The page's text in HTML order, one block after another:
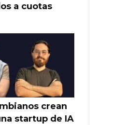
a cuotas
crean
startup de IA